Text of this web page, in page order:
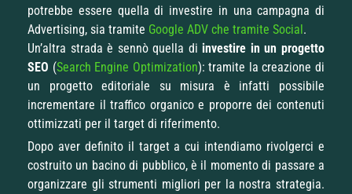
potrebbe essere quella di investire in una campagna di
Advertising, sia tramite Google ADV che tramite Social.
Un’altra strada è sennò quella di investire in un progetto
SEO (Search Engine Optimization): tramite la creazione di
un progetto editoriale su misura è infatti possibile
incrementare il traffico organico e proporre dei contenuti
ottimizzati per il target di riferimento.
Dopo aver definito il target a cui intendiamo rivolgerci e
costruito un bacino di pubblico, è il momento di passare a
organizzare gli strumenti migliori per la nostra strategia.